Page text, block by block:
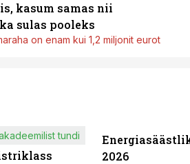
kasum samas nii
sulas pooleks
on enam kui 1,2 miljonit eurot
tundi
2026